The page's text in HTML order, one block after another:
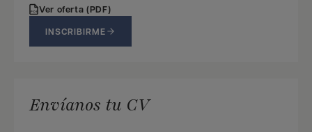
PDF Ver oferta (PDF)
INSCRIBIRME
Envíanos tu CV